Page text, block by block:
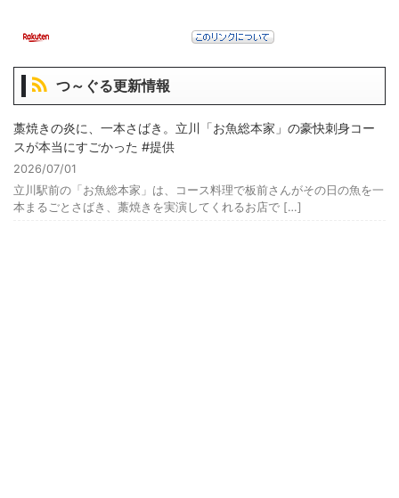
つ～ぐる更新情報
藁焼きの炎に、一本さばき。立川「お魚総本家」の豪快刺身コー
スが本当にすごかった #提供
2026/07/01
立川駅前の「お魚総本家」は、コース料理で板前さんがその日の魚を一
本まるごとさばき、藁焼きを実演してくれるお店で […]